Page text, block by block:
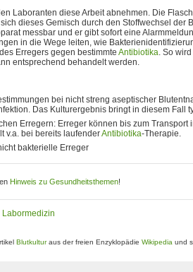
Laboranten diese Arbeit abnehmen. Die
dieses Gemisch durch den Stoffwechsel der
messbar und er gibt sofort eine
in die Wege leiten, wie
Erregers gegen bestimmte Antibiotika. So
entsprechend behandelt werden.
bei nicht streng aseptischer
Das Kulturergebnis bringt in diesem Fall
Erregern: Erreger können bis zum Transport
v.a. bei bereits laufenderAntibiotika-Therapie.
bakterielle Erreger
Hinweis zu Gesundheitsthemen!
Labormedizin
Blutkulturaus der freien Enzyklopädie Wikipedia und